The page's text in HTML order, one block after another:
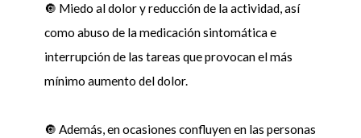
🔘 Miedo al dolor y reducción de la actividad, así
como abuso de la medicación sintomática e
interrupción de las tareas que provocan el más
mínimo aumento del dolor.
🔘 Además, en ocasiones confluyen en las personas